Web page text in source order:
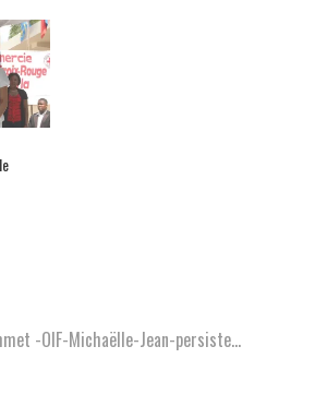
-OIF-Michaëlle-Jean-persiste...